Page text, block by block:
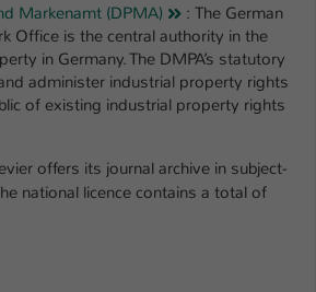
Markenamt (DPMA)
: The German
Office is the central authority in the
in Germany. The DMPA’s statutory
administer industrial property rights
of existing industrial property rights
offers its journal archive in subject-
national licence contains a total of